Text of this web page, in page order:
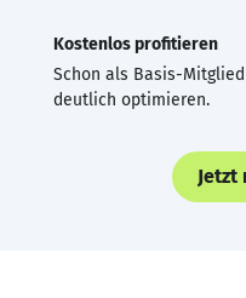
Kostenlos profitieren
Schon als Basis-
deutlich optimieren.
Jetzt